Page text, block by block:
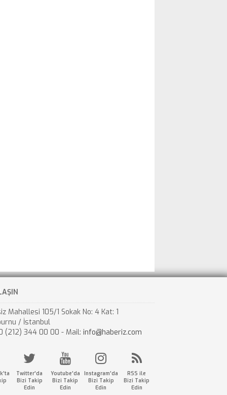
Mahallesi 105/1 Sokak No: 4 Kat: 1
/ İstanbul
(212) 344 00 00 - Mail:info@haberiz.com
Twitter'da
Bizi Takip
Edin
Youtube'da
Bizi Takip
Edin
Instagram'da
Bizi Takip
Edin
RSS ile
Bizi Takip
Edin